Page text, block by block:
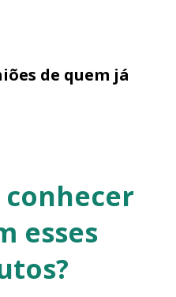
de quem já
conhecer
esses